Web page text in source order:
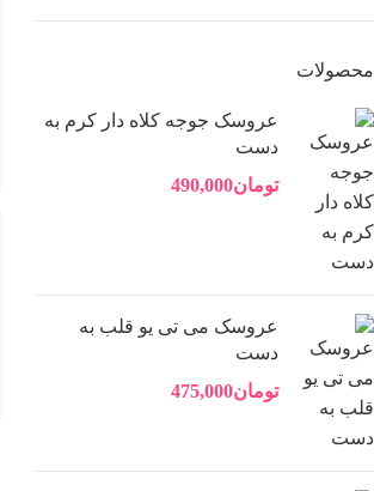
محصولات
عروسک جوجه کلاه دار کرم به
دست
تومان490,000
عروسک می تی یو قلب به
دست
تومان475,000
اینستاگرام
یوتیوب
پینترست
تلگرام